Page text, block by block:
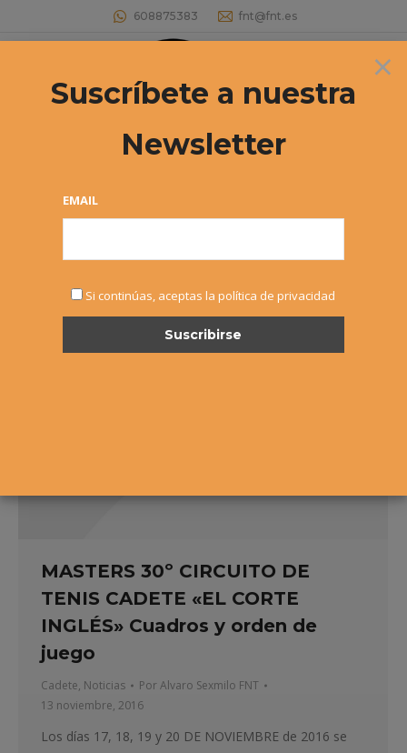
608875383 fnt@fnt.es
Buscar:
Categoría:Cadete
MASTERS 30º CIRCUITO DE
TENIS CADETE «EL CORTE
INGLÉS» Cuadros y orden de
juego
Cadete, Noticias PorAlvaro Sexmilo FNT
13 noviembre, 2016
Los días 17, 18, 19 y 20 DE NOVIEMBRE de 2016 se
×
Suscríbete a nuestra
Newsletter
EMAIL
Si continúas, aceptas la política de privacidad